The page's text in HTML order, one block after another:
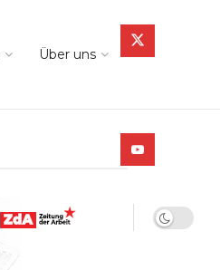
Über uns